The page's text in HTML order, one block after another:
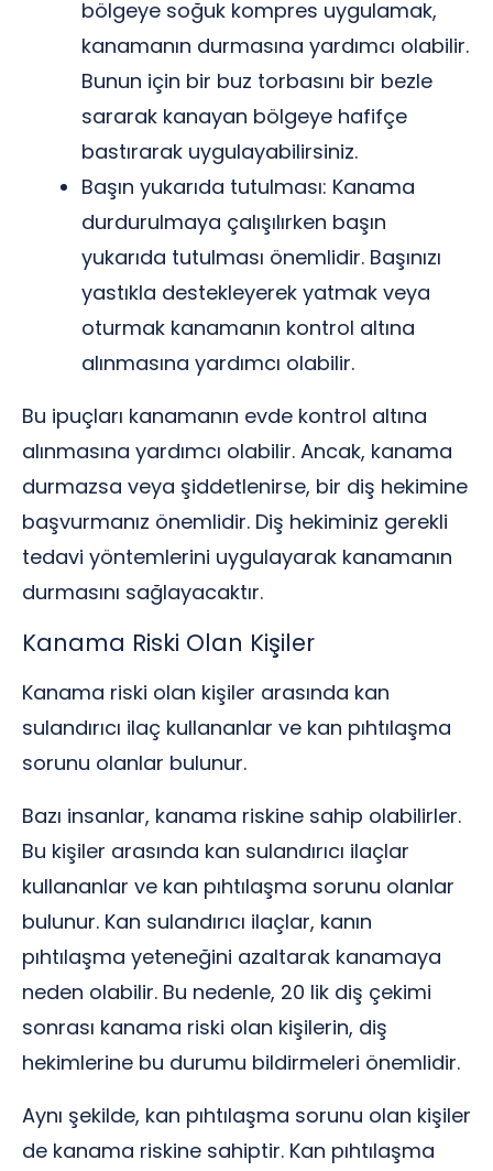
bölgeye soğuk kompres uygulamak,
kanamanın durmasına yardımcı olabilir.
Bunun için bir buz torbasını bir bezle
sararak kanayan bölgeye hafifçe
bastırarak uygulayabilirsiniz.
Başın yukarıda tutulması: Kanama
durdurulmaya çalışılırken başın
yukarıda tutulması önemlidir. Başınızı
yastıkla destekleyerek yatmak veya
oturmak kanamanın kontrol altına
alınmasına yardımcı olabilir.
Bu ipuçları kanamanın evde kontrol altına
alınmasına yardımcı olabilir. Ancak, kanama
durmazsa veya şiddetlenirse, bir diş hekimine
başvurmanız önemlidir. Diş hekiminiz gerekli
tedavi yöntemlerini uygulayarak kanamanın
durmasını sağlayacaktır.
Kanama Riski Olan Kişiler
Kanama riski olan kişiler arasında kan
sulandırıcı ilaç kullananlar ve kan pıhtılaşma
sorunu olanlar bulunur.
Bazı insanlar, kanama riskine sahip olabilirler.
Bu kişiler arasında kan sulandırıcı ilaçlar
kullananlar ve kan pıhtılaşma sorunu olanlar
bulunur. Kan sulandırıcı ilaçlar, kanın
pıhtılaşma yeteneğini azaltarak kanamaya
neden olabilir. Bu nedenle, 20 lik diş çekimi
sonrası kanama riski olan kişilerin, diş
hekimlerine bu durumu bildirmeleri önemlidir.
Aynı şekilde, kan pıhtılaşma sorunu olan kişiler
de kanama riskine sahiptir. Kan pıhtılaşma